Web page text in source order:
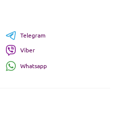
Telegram
Viber
Whatsapp